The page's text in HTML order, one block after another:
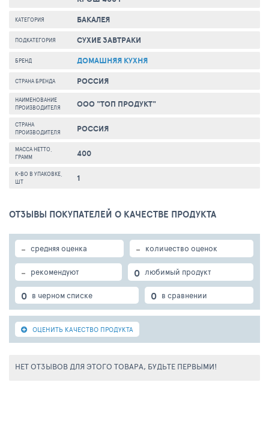
КАТЕГОРИЯ БАКАЛЕЯ
ПОДКАТЕГОРИЯ СУХИЕ ЗАВТРАКИ
БРЕНД ДОМАШНЯЯ КУХНЯ
СТРАНА БРЕНДА РОССИЯ
НАИМЕНОВАНИЕ
ПРОИЗВОДИТЕЛЯ
ООО "ТОП ПРОДУКТ"
СТРАНА
ПРОИЗВОДИТЕЛЯ
РОССИЯ
МАССА НЕТТО,
ГРАММ
400
К-ВО В УПАКОВКЕ,
ШТ
1
ОТЗЫВЫ ПОКУПАТЕЛЕЙ О КАЧЕСТВЕ ПРОДУКТА
- средняя оценка - количество оценок
- рекомендуют 0 любимый продукт
0 в черном списке 0 в сравнении
ОЦЕНИТЬ КАЧЕСТВО ПРОДУКТА
НЕТ ОТЗЫВОВ ДЛЯ ЭТОГО ТОВАРА, БУДЬТЕ ПЕРВЫМИ!